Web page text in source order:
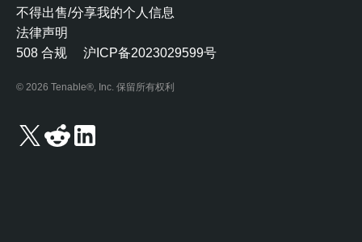
不得出售/分享我的个人信息
法律声明
508 合规
沪ICP备2023029599号
© 2026 Tenable®, Inc. 保留所有权利